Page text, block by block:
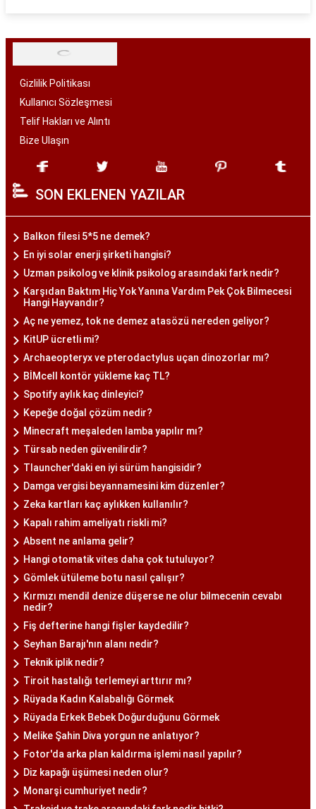
Gizlilik Politikası
Kullanıcı Sözleşmesi
Telif Hakları ve Alıntı
Bize Ulaşın
SON EKLENEN YAZILAR
Balkon filesi 5*5 ne demek?
En iyi solar enerji şirketi hangisi?
Uzman psikolog ve klinik psikolog arasındaki fark nedir?
Karşıdan Baktım Hiç Yok Yanına Vardım Pek Çok Bilmecesi
Hangi Hayvandır?
Aç ne yemez, tok ne demez atasözü nereden geliyor?
KitUP ücretli mi?
Archaeopteryx ve pterodactylus uçan dinozorlar mı?
BİMcell kontör yükleme kaç TL?
Spotify aylık kaç dinleyici?
Kepeğe doğal çözüm nedir?
Minecraft meşaleden lamba yapılır mı?
Türsab neden güvenilirdir?
Tlauncher'daki en iyi sürüm hangisidir?
Damga vergisi beyannamesini kim düzenler?
Zeka kartları kaç aylıkken kullanılır?
Kapalı rahim ameliyatı riskli mi?
Absent ne anlama gelir?
Hangi otomatik vites daha çok tutuluyor?
Gömlek ütüleme botu nasıl çalışır?
Kırmızı mendil denize düşerse ne olur bilmecenin cevabı
nedir?
Fiş defterine hangi fişler kaydedilir?
Seyhan Barajı'nın alanı nedir?
Teknik iplik nedir?
Tiroit hastalığı terlemeyi arttırır mı?
Rüyada Kadın Kalabalığı Görmek
Rüyada Erkek Bebek Doğurduğunu Görmek
Melike Şahin Diva yorgun ne anlatıyor?
Fotor'da arka plan kaldırma işlemi nasıl yapılır?
Diz kapağı üşümesi neden olur?
Monarşi cumhuriyet nedir?